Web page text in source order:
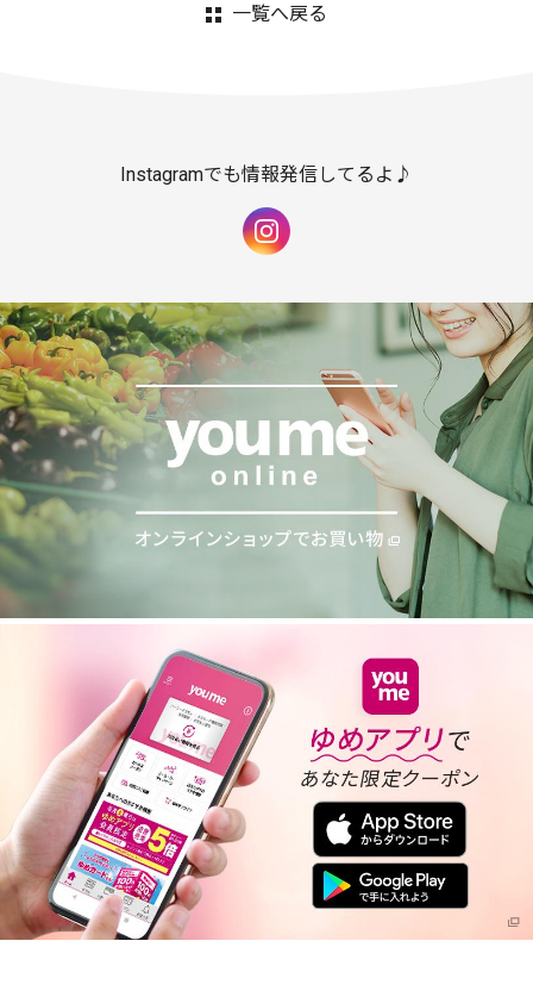
一覧へ戻る
Instagramでも情報発信してるよ♪